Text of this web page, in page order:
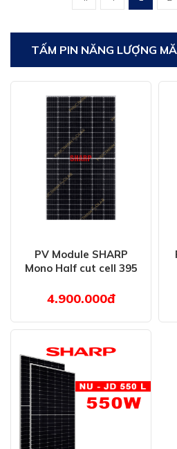
TẤM PIN NĂNG LƯỢNG
PV Module SHARP
Mono Half cut cell 395
4.900.000đ